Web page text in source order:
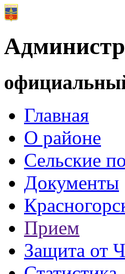
Главная
О районе
Сельские
Документы
Прием
Защита от